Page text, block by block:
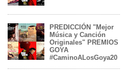
PREDICCIÓN "Mejor
Música y Canción
Originales" PREMIOS
GOYA
#CaminoALosGoya20